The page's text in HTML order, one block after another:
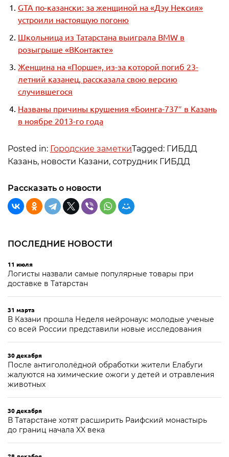
GTA по-казански: за женщиной на «Дэу Нексия»
устроили настоящую погоню
Школьница из Татарстана выиграла BMW в
розыгрыше «ВКонтакте»
Женщина на «Порше», из-за которой погиб 23-
летний казанец, рассказала свою версию
случившегося
Названы причины крушения «Боинга-737″ в Казань
в ноябре 2013-го года
Posted in: Городские заметкиTagged: ГИБДД
Казань, новости Казани, сотрудник ГИБДД
Рассказать о новости
ПОСЛЕДНИЕ НОВОСТИ
11 июля
Логисты назвали самые популярные товары при
доставке в Татарстан
31 марта
В Казани прошла Неделя нейронаук: молодые ученые
со всей России представили новые исследования
30 декабря
После антигололёдной обработки жители Елабуги
жалуются на химические ожоги у детей и отравления
животных
30 декабря
В Татарстане хотят расширить Раифский монастырь
до границ начала XX века